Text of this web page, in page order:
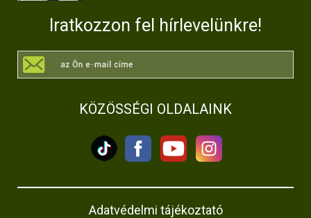
Iratkozzon fel hírlevelünkre!
KÖZÖSSÉGI OLDALAINK
Adatvédelmi tájékoztató